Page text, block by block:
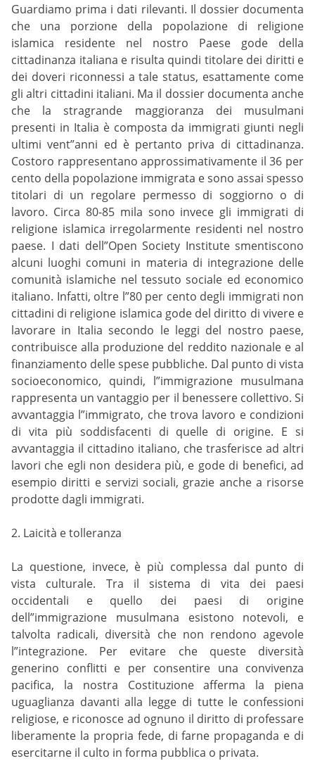
Guardiamo prima i dati rilevanti. Il dossier documenta
che una porzione della popolazione di religione
islamica residente nel nostro Paese gode della
cittadinanza italiana e risulta quindi titolare dei diritti e
dei doveri riconnessi a tale status, esattamente come
gli altri cittadini italiani. Ma il dossier documenta anche
che la stragrande maggioranza dei musulmani
presenti in Italia è composta da immigrati giunti negli
ultimi vent”anni ed è pertanto priva di cittadinanza.
Costoro rappresentano approssimativamente il 36 per
cento della popolazione immigrata e sono assai spesso
titolari di un regolare permesso di soggiorno o di
lavoro. Circa 80-85 mila sono invece gli immigrati di
religione islamica irregolarmente residenti nel nostro
paese. I dati dell”Open Society Institute smentiscono
alcuni luoghi comuni in materia di integrazione delle
comunità islamiche nel tessuto sociale ed economico
italiano. Infatti, oltre l”80 per cento degli immigrati non
cittadini di religione islamica gode del diritto di vivere e
lavorare in Italia secondo le leggi del nostro paese,
contribuisce alla produzione del reddito nazionale e al
finanziamento delle spese pubbliche. Dal punto di vista
socioeconomico, quindi, l”immigrazione musulmana
rappresenta un vantaggio per il benessere collettivo. Si
avvantaggia l”immigrato, che trova lavoro e condizioni
di vita più soddisfacenti di quelle di origine. E si
avvantaggia il cittadino italiano, che trasferisce ad altri
lavori che egli non desidera più, e gode di benefici, ad
esempio diritti e servizi sociali, grazie anche a risorse
prodotte dagli immigrati.
2. Laicità e tolleranza
La questione, invece, è più complessa dal punto di
vista culturale. Tra il sistema di vita dei paesi
occidentali e quello dei paesi di origine
dell”immigrazione musulmana esistono notevoli, e
talvolta radicali, diversità che non rendono agevole
l”integrazione. Per evitare che queste diversità
generino conflitti e per consentire una convivenza
pacifica, la nostra Costituzione afferma la piena
uguaglianza davanti alla legge di tutte le confessioni
religiose, e riconosce ad ognuno il diritto di professare
liberamente la propria fede, di farne propaganda e di
esercitarne il culto in forma pubblica o privata.